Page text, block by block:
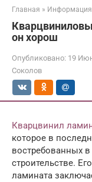
Главная » Информация
он хорош
Опубликовано: 19
Соколов
Кварцвинил
которое в
востребованных
строительстве.
ламината